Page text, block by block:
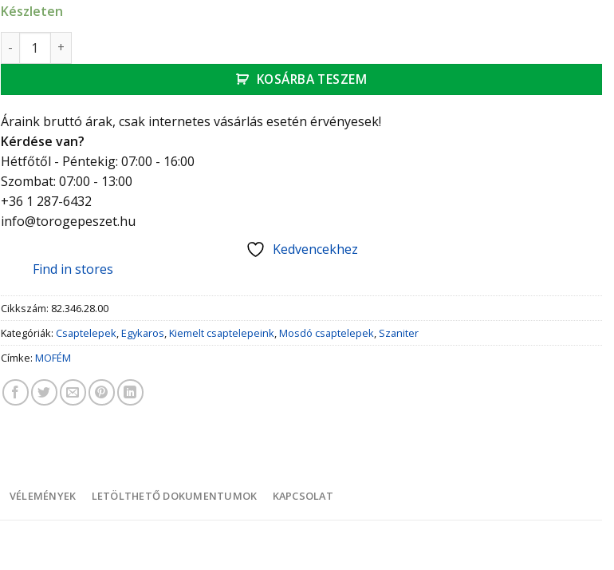
Készleten
Mofém Hello Mosdó csaptelep mennyiség
KOSÁRBA TESZEM
Áraink bruttó árak, csak internetes vásárlás esetén érvényesek!
Kérdése van?
Hétfőtől - Péntekig: 07:00 - 16:00
Szombat: 07:00 - 13:00
+36 1 287-6432
info@torogepeszet.hu
Kedvencekhez
Find in stores
Cikkszám: 82.346.28.00
Kategóriák: Csaptelepek Egykaros Kiemelt csaptelepeink Mosdó csaptelepek Szaniter
Címke: MOFÉM
VÉLEMÉNYEK LETÖLTHETŐ DOKUMENTUMOK KAPCSOLAT